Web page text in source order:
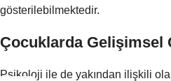
gösterilebilmektedir.
Çocuklarda Gelişimsel
Psikoloji ile de yakından ilişkili